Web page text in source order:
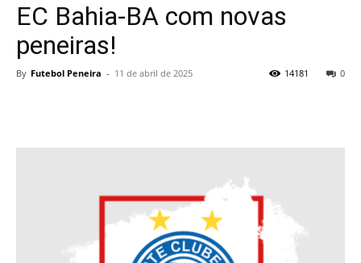
EC Bahia-BA com novas
peneiras!
By Futebol Peneira - 11 de abril de 2025 0
14181